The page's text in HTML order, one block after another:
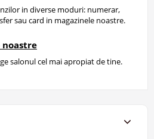
in diverse moduri: numerar,
sau card in magazinele noastre.
noastre
salonul cel mai apropiat de tine.